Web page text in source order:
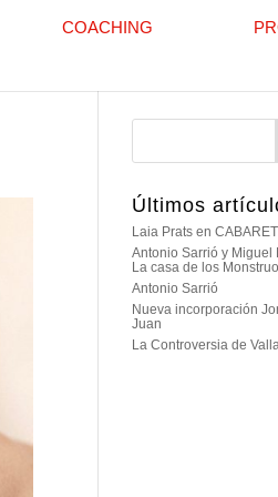
COACHING
Últimos
Laia Prats en CABARET
Antonio Sarrió y Miguel
La casa de los
Antonio Sarrió
Nueva incorporación
Juan
La Controversia de